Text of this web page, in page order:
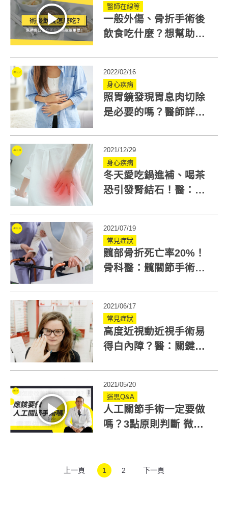
醫師在線等
一般外傷、骨折手術後
飲食吃什麼？想幫助傷
2022/02/16
身心疾病
照胃鏡發現胃息肉切除
是必要的嗎？醫師詳解3
2021/12/29
身心疾病
冬天愛吃鍋進補、喝茶
恐引發腎結石！醫：腎
2021/07/19
常見症狀
髖部骨折死亡率20%！
骨科醫：髖關節手術前
2021/06/17
常見症狀
高度近視動近視手術易
得白內障？醫：關鍵是
2021/05/20
迷思Q&A
人工關節手術一定要做
嗎？3點原則判斷 微創
上一頁 1 2 下一頁